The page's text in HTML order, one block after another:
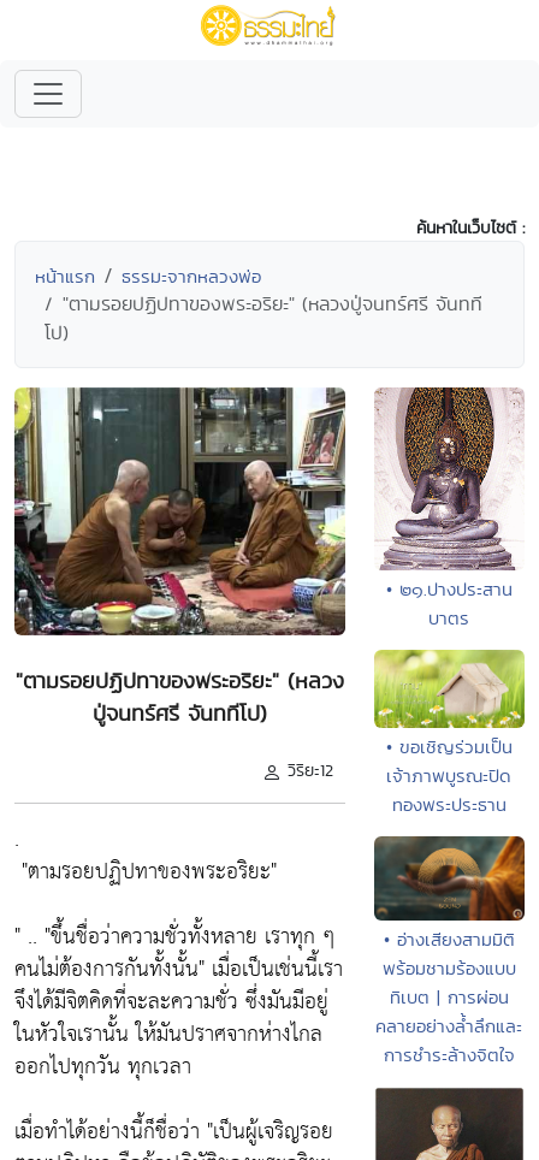
ค้นหาในเว็บไซต์ :
หน้าแรก ธรรมะจากหลวงพ่อ
"ตามรอยปฏิปทาของพระอริยะ" (หลวงปู่จนทร์ศรี จันทที
โป)
"ตามรอยปฏิปทาของพระอริยะ" (หลวง
ปู่จนทร์ศรี จันททีโป)
วิริยะ12
.
"ตามรอยปฏิปทาของพระอริยะ"
" .. "ขึ้นชื่อว่าความชั่วทั้งหลาย เราทุก ๆ
คนไม่ต้องการกันทั้งนั้น" เมื่อเป็นเช่นนี้เรา
จึงได้มีจิตคิดที่จะละความชั่ว ซึ่งมันมีอยู่
ในหัวใจเรานั้น ให้มันปราศจากห่างไกล
ออกไปทุกวัน ทุกเวลา
เมื่อทำได้อย่างนี้ก็ชื่อว่า "เป็นผู้เจริญรอย
• ๒๑.ปางประสาน
บาตร
• ขอเชิญร่วมเป็น
เจ้าภาพบูรณะปิด
ทองพระประธาน
• อ่างเสียงสามมิติ
พร้อมชามร้องแบบ
ทิเบต | การผ่อน
คลายอย่างล้ำลึกและ
การชำระล้างจิตใจ